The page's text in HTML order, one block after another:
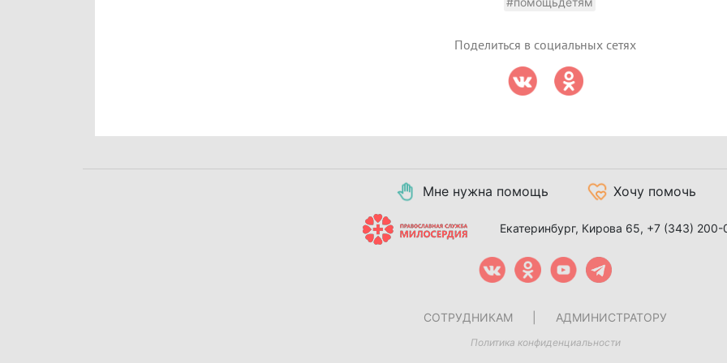
Поделиться в социальных сетях
Мне нужна помощь Хочу помочь
Екатеринбург, Кирова 65, +7 (343) 200-
СОТРУДНИКАМ АДМИНИСТРАТОРУ
Политика конфиденциальности